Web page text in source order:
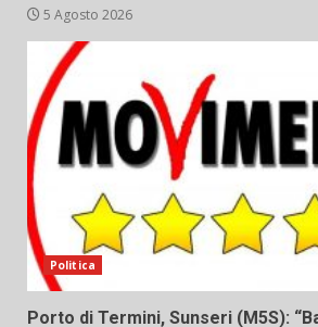
5 Agosto 2026
Politica
Porto di Termini, Sunseri (M5S):